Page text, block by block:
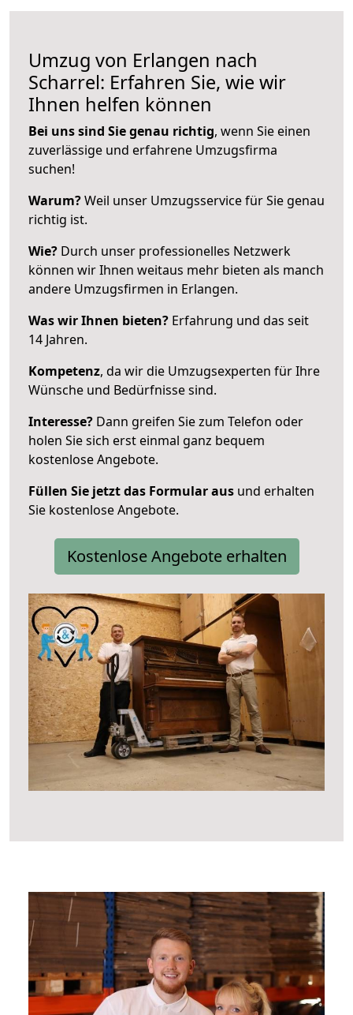
Umzug von Erlangen nach
Scharrel: Erfahren Sie, wie wir
Ihnen helfen können
Bei uns sind Sie genau richtig, wenn Sie einen
zuverlässige und erfahrene Umzugsfirma
suchen!
Warum?Weil unser Umzugsservice für Sie genau
richtig ist.
Wie? Durch unser professionelles Netzwerk
können wir Ihnen weitaus mehr bieten als manch
andere Umzugsfirmen in Erlangen.
Was wir Ihnen bieten? Erfahrung und das seit
14 Jahren.
Kompetenz, da wir die Umzugsexperten für Ihre
Wünsche und Bedürfnisse sind.
Interesse? Dann greifen Sie zum Telefon oder
holen Sie sich erst einmal ganz bequem
kostenlose Angebote.
Füllen Sie jetzt das Formular aus und erhalten
Sie kostenlose Angebote.
Kostenlose Angebote erhalten